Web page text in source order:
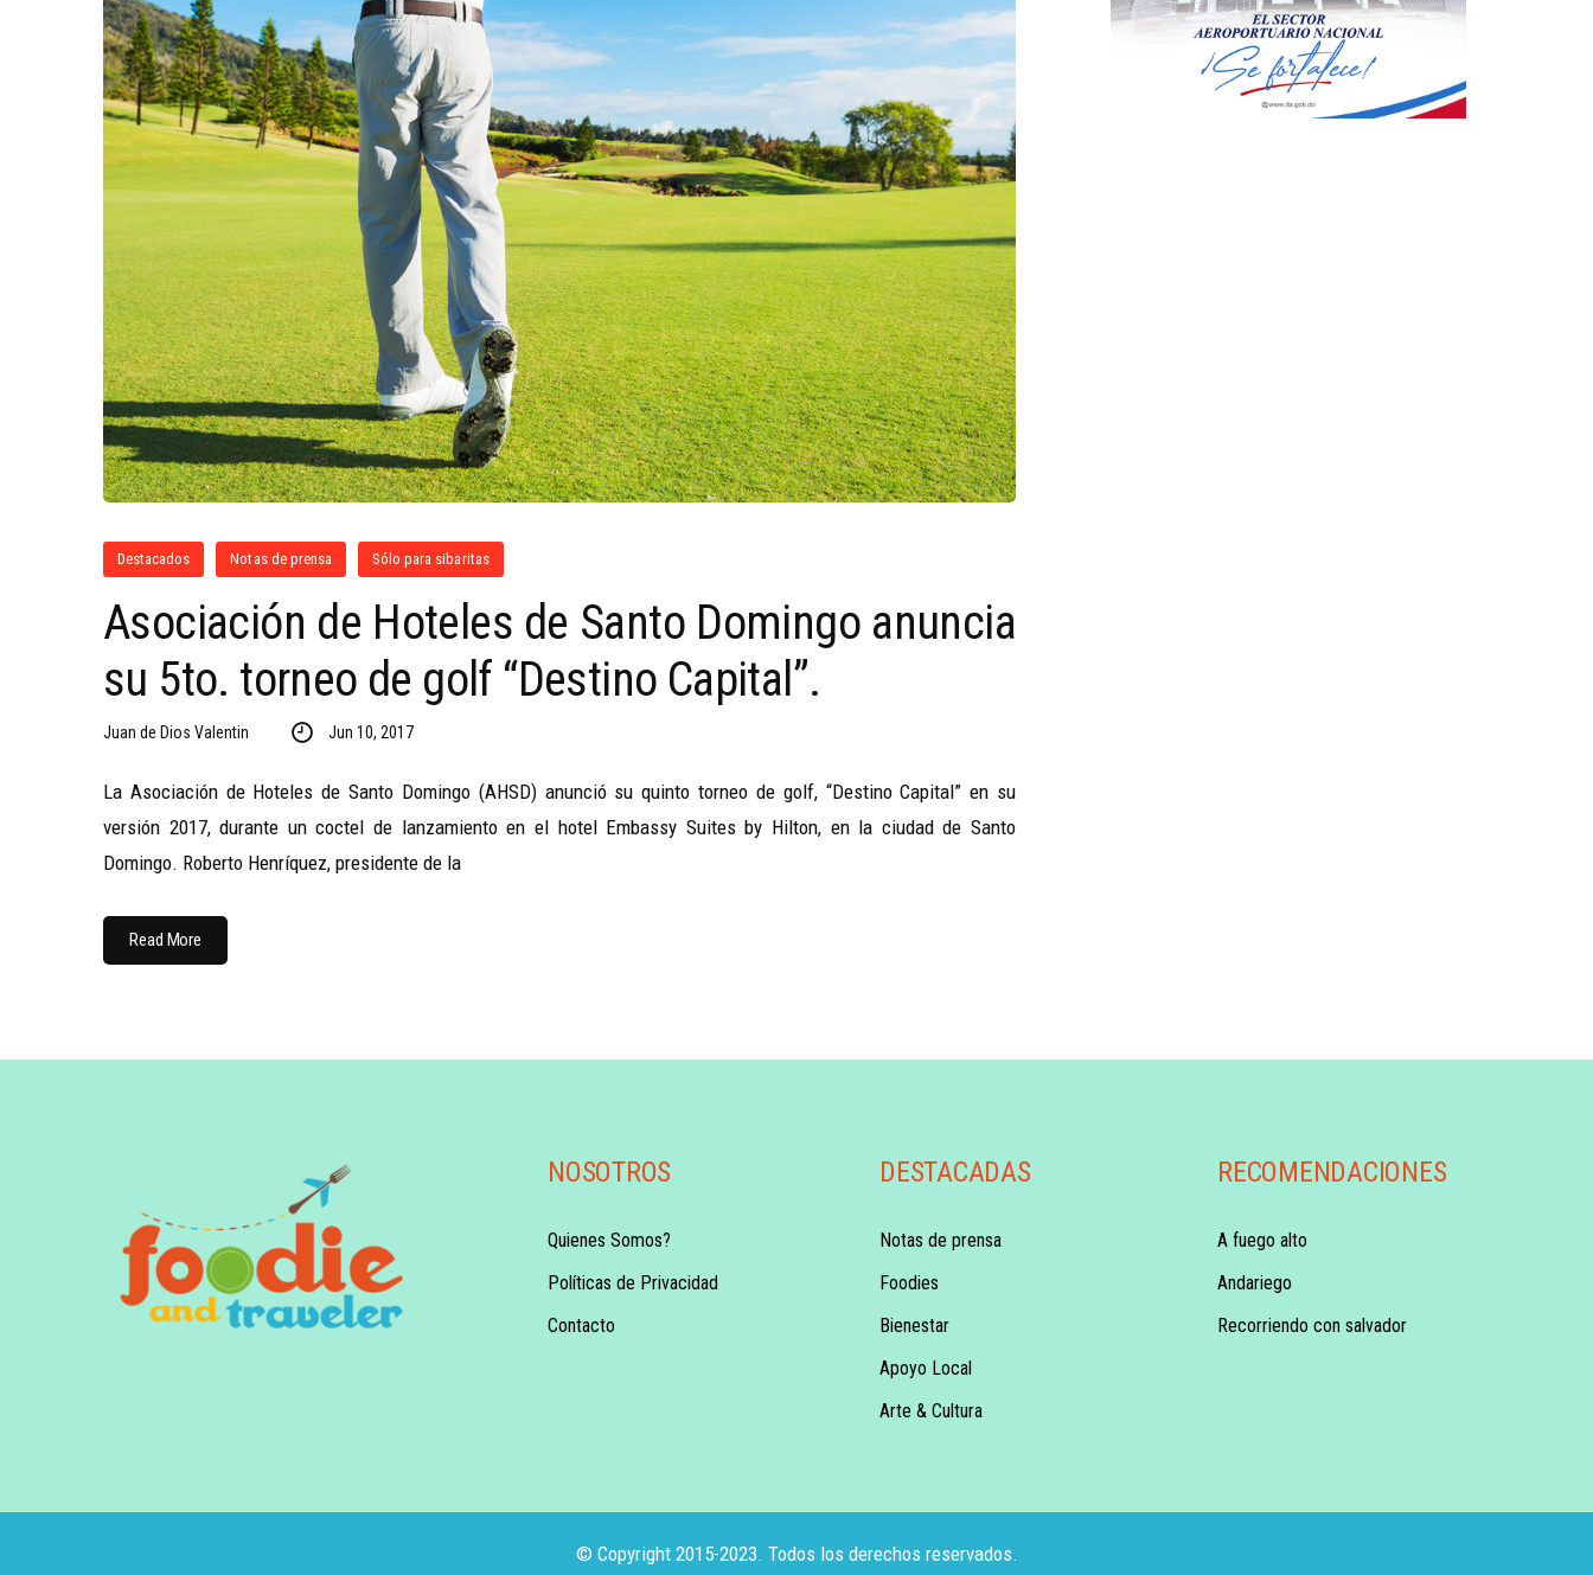
Destacados Notas de prensa Sólo para sibaritas
Asociación de Hoteles de Santo Domingo anuncia
su 5to. torneo de golf “Destino Capital”.
Juan de Dios Valentin Jun 10, 2017
La Asociación de Hoteles de Santo Domingo (AHSD) anunció su quinto torneo de golf, “Destino Capital” en su
versión 2017, durante un coctel de lanzamiento en el hotel Embassy Suites by Hilton, en la ciudad de Santo
Domingo. Roberto Henríquez, presidente de la
Read More
NOSOTROS
Quienes Somos?
Políticas de Privacidad
Contacto
DESTACADAS
Notas de prensa
Foodies
Bienestar
Apoyo Local
Arte & Cultura
RECOMENDACIONES
A fuego alto
Andariego
Recorriendo con salvador
© Copyright 2015-2023. Todos los derechos reservados.